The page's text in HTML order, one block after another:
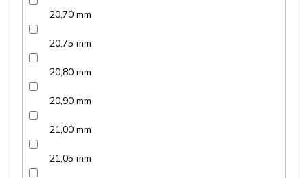
20,70 mm
20,75 mm
20,80 mm
20,90 mm
21,00 mm
21,05 mm